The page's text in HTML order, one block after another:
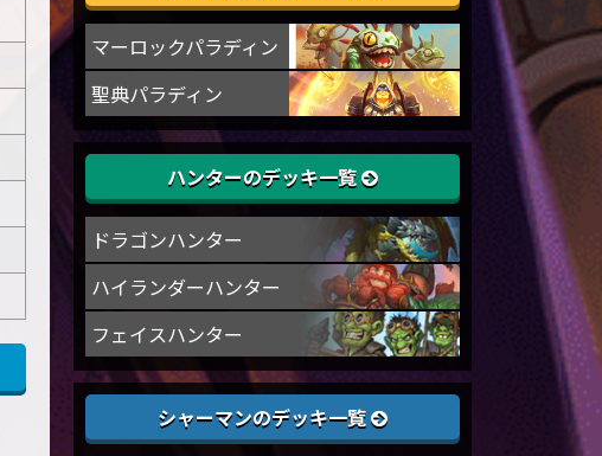
マーロックパラディン
聖典パラディン
ハンターのデッキ一覧
ドラゴンハンター
ハイランダーハンター
フェイスハンター
シャーマンのデッキ一覧